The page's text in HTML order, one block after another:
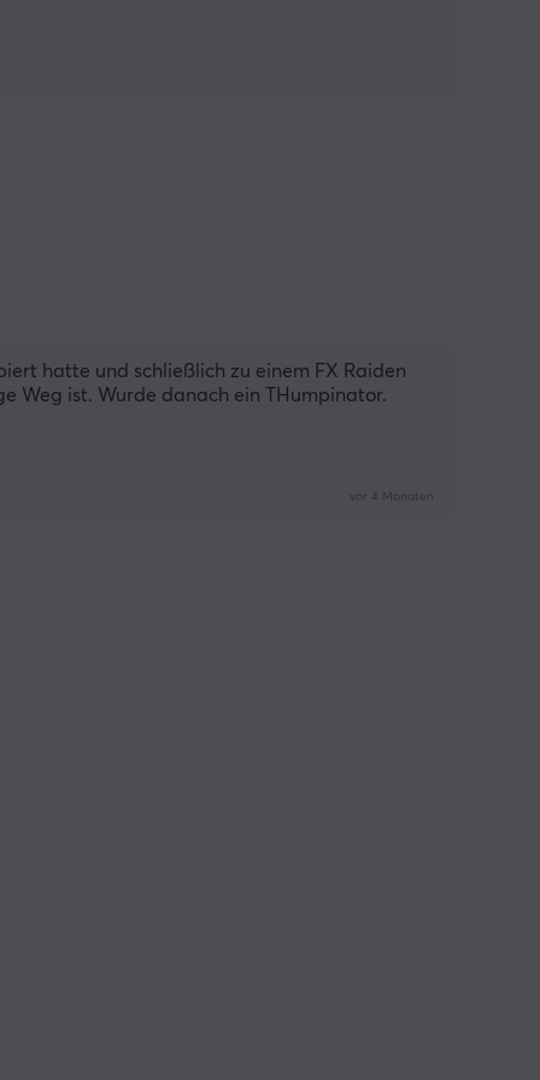
hatte und schließlich zu einem FX Raiden
Weg ist. Wurde danach ein THumpinator.
vor 4 Monaten